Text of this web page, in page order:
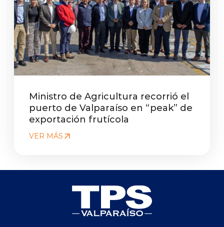
Ministro de Agricultura recorrió el
puerto de Valparaíso en “peak” de
exportación frutícola
VER MÁS